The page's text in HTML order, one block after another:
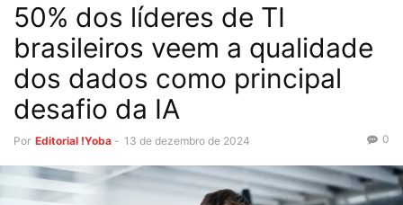
50% dos líderes de TI
brasileiros veem a qualidade
dos dados como principal
desafio da IA
Por Editorial !Yoba - 13 de dezembro de 2024 0